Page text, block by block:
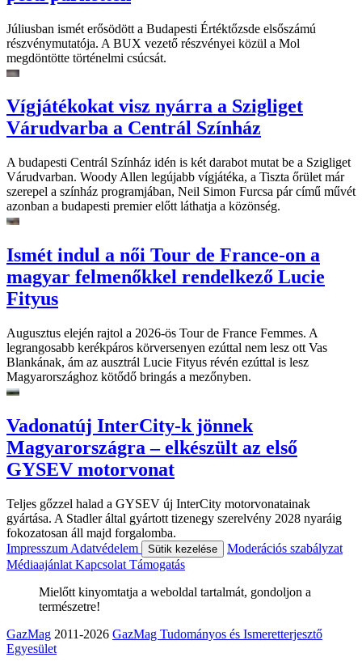
Júliusban ismét erősödött a Budapesti Értéktőzsde elsőszámú
részvénymutatója. A BUX vezető részvényei közül a Mol
megdöntötte történelmi csúcsát.
Vígjátékokat visz nyárra a Szigliget
Várudvarba a Centrál Színház
A budapesti Centrál Színház idén is két darabot mutat be a Szigliget
Várudvarban. Woody Allen legújabb vígjátéka, a Tiszta őrület már
szerepel a színház programjában, Neil Simon Furcsa pár című művét
azonban a budapesti premier előtt láthatja a közönség.
Ismét indul a női Tour de France-on a
magyar felmenőkkel rendelkező Lucie
Fityus
Augusztus elején rajtol a 2026-ös Tour de France Femmes. A
legrangosabb kerékpáros körversenyen ezúttal nem lesz ott Vas
Blankának, ám az ausztrál Lucie Fityus révén ezúttal is lesz
Magyarországhoz kötődő bringás a mezőnyben.
Vadonatúj InterCity-k jönnek
Magyarországra – elkészült az első
GYSEV motorvonat
Teljes gőzzel halad a GYSEV új InterCity motorvonatainak
gyártása. A Stadler által gyártott tizenegy szerelvény 2028 nyaráig
fokozatosan áll majd forgalomba.
Impresszum Adatvédelem Sütik kezelése
Moderációs szabályzat
Médiaajánlat Kapcsolat Támogatás
Mielőtt kinyomtatja a weboldal tartalmát, gondoljon a
természetre!
GazMag 2011-2026 GazMag Tudományos és Ismeretterjesztő
Egyesület